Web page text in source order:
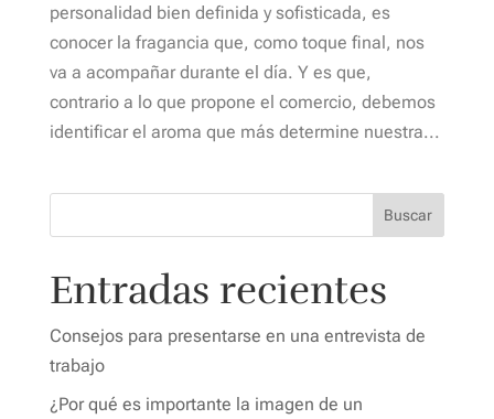
personalidad bien definida y sofisticada, es
conocer la fragancia que, como toque final, nos
va a acompañar durante el día. Y es que,
contrario a lo que propone el comercio, debemos
identificar el aroma que más determine nuestra...
Buscar
Entradas recientes
Consejos para presentarse en una entrevista de
trabajo
¿Por qué es importante la imagen de un